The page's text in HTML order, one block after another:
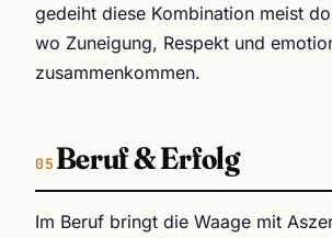
gedeiht diese Kombination meist
wo Zuneigung, Respekt und
zusammenkommen.
Beruf & Erfolg
Im Beruf bringt die Waage mit